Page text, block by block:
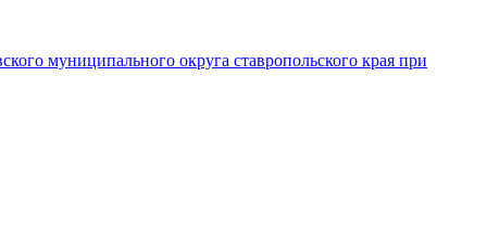
муниципального округа ставропольского края при